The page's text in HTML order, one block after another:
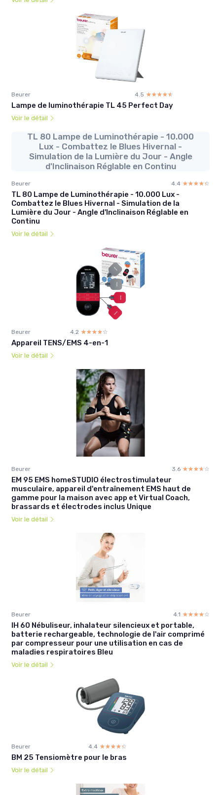
Beurer 4.5 ☆☆☆☆☆
★★★★★
Lampe de luminothérapie TL 45 Perfect Day
Voir le détail
TL 80 Lampe de Luminothérapie - 10.000
Lux - Combattez le Blues Hivernal -
Simulation de la Lumière du Jour - Angle
d'Inclinaison Réglable en Continu
Beurer 4.4 ☆☆☆☆☆
★★★★★
TL 80 Lampe de Luminothérapie - 10.000 Lux -
Combattez le Blues Hivernal - Simulation de la
Lumière du Jour - Angle d'Inclinaison Réglable en
Continu
Voir le détail
Beurer 4.2 ☆☆☆☆☆
★★★★★
Appareil TENS/EMS 4-en-1
Voir le détail
Beurer 3.6 ☆☆☆☆☆
★★★★★
EM 95 EMS homeSTUDIO électrostimulateur
musculaire, appareil d'entraînement EMS haut de
gamme pour la maison avec app et Virtual Coach,
brassards et électrodes inclus Unique
Voir le détail
Beurer 4.1 ☆☆☆☆☆
★★★★★
IH 60 Nébuliseur, inhalateur silencieux et portable,
batterie rechargeable, technologie de l'air comprimé
par compresseur pour une utilisation en cas de
maladies respiratoires Bleu
Voir le détail
Beurer 4.4 ☆☆☆☆☆
★★★★★
BM 25 Tensiomètre pour le bras
Voir le détail